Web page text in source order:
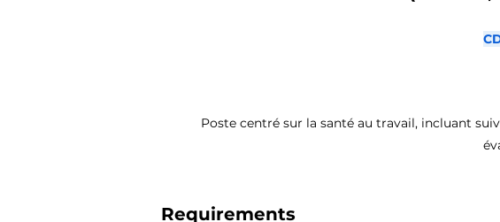
Poste centré sur la santé au travail, incluant
Requirements